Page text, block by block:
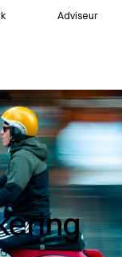
Adviseur